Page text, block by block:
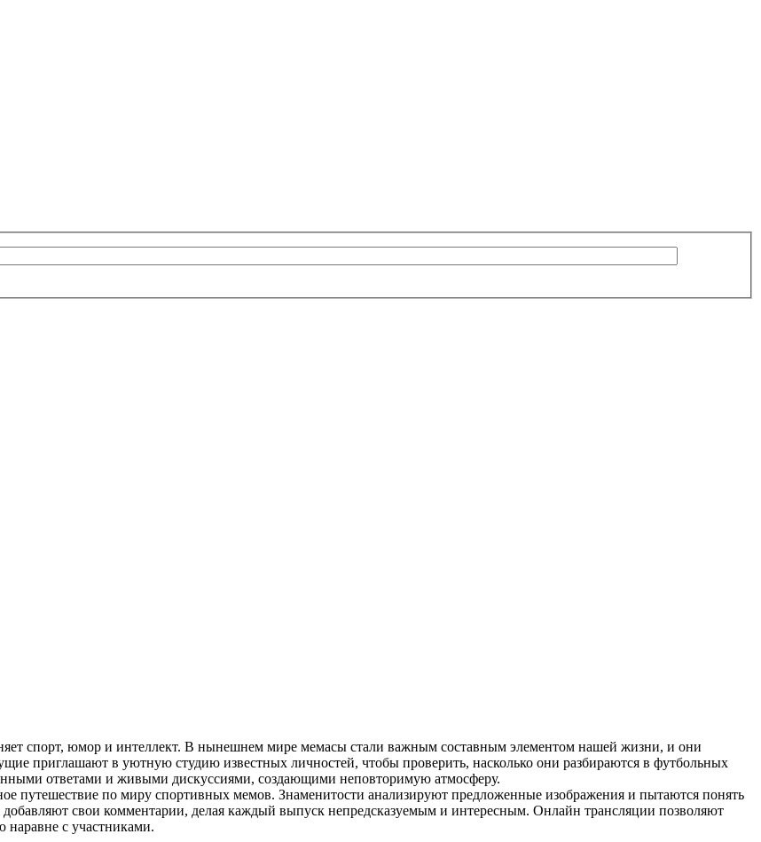
спорт, юмор и интеллект. В нынешнем мире мемасы стали важным составным элементом нашей жизни, и они
приглашают в уютную студию известных личностей, чтобы проверить, насколько они разбираются в футбольных
ответами и живыми дискуссиями, создающими неповторимую атмосферу.
путешествие по миру спортивных мемов. Знаменитости анализируют предложенные изображения и пытаются понять
свои комментарии, делая каждый выпуск непредсказуемым и интересным. Онлайн трансляции позволяют
наравне с участниками.